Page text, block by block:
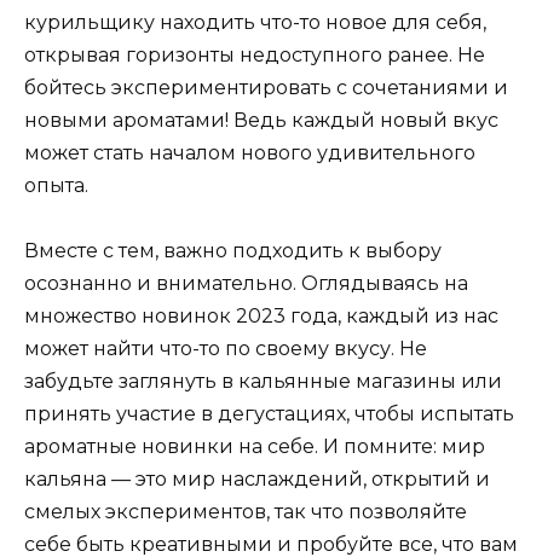
курильщику находить что-то новое для себя,
открывая горизонты недоступного ранее. Не
бойтесь экспериментировать с сочетаниями и
новыми ароматами! Ведь каждый новый вкус
может стать началом нового удивительного
опыта.
Вместе с тем, важно подходить к выбору
осознанно и внимательно. Оглядываясь на
множество новинок 2023 года, каждый из нас
может найти что-то по своему вкусу. Не
забудьте заглянуть в кальянные магазины или
принять участие в дегустациях, чтобы испытать
ароматные новинки на себе. И помните: мир
кальяна — это мир наслаждений, открытий и
смелых экспериментов, так что позволяйте
себе быть креативными и пробуйте все, что вам